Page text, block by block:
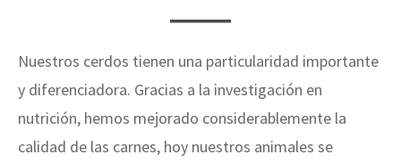
Nuestros cerdos tienen una particularidad importante
y diferenciadora. Gracias a la investigación en
nutrición, hemos mejorado considerablemente la
calidad de las carnes, hoy nuestros animales se